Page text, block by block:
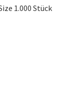
1.000 Stück